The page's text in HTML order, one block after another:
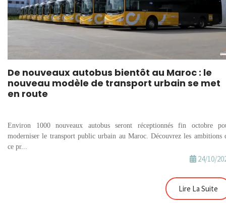
De nouveaux autobus bientôt au Maroc : le
nouveau modèle de transport urbain se met
en route
Environ 1000 nouveaux autobus seront réceptionnés fin octobre
moderniser le transport public urbain au Maroc. Découvrez les ambitions
ce pr...
24/10/
Lire La Suite